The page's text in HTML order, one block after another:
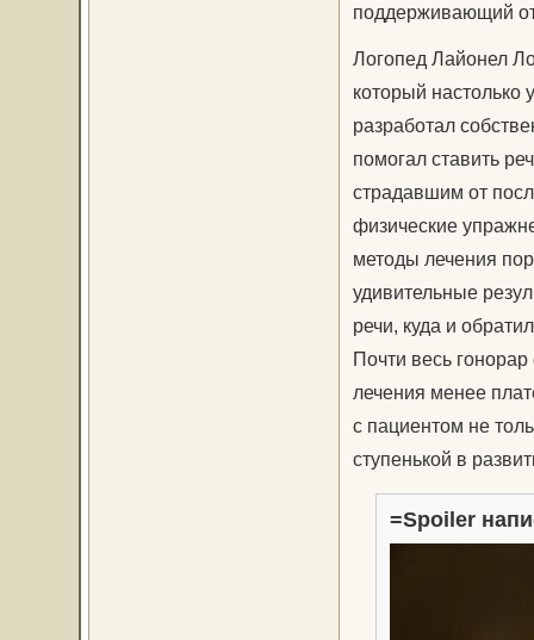
поддерживающий
Логопед Лайонел
который настолько
разработал
помогал ставить
страдавшим от
физические
методы лечения
удивительные
речи, куда и
Почти весь
лечения менее
с пациентом не
ступенькой в
=Spoiler